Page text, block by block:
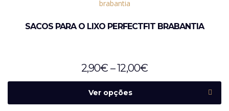
SACOS PARA O LIXO PERFECTFIT BRABANTIA
2,90€ –12,00€
Ver opções